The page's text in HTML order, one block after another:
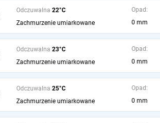
Odczuwalna 22°C
Zachmurzenie umiarkowane
Opad:
0 mm
Odczuwalna 23°C
Zachmurzenie umiarkowane
Opad:
0 mm
Odczuwalna 25°C
Zachmurzenie umiarkowane
Opad:
0 mm